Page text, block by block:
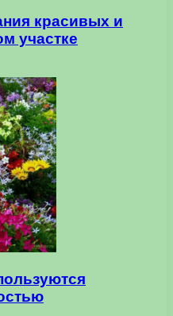
красивых и
участке